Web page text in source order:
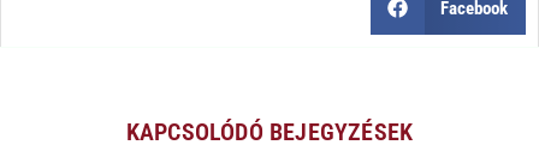
Facebook
KAPCSOLÓDÓ BEJEGYZÉSEK